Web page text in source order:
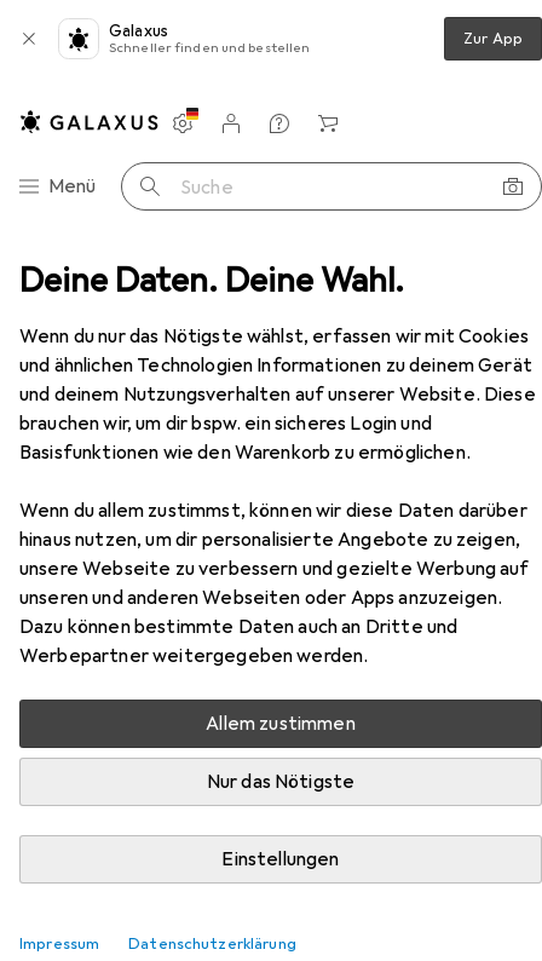
Deine Daten. Deine Wahl.
Wenn du nur das Nötigste wählst, erfassen wir mit Cookies
und ähnlichen Technologien Informationen zu deinem Gerät
und deinem Nutzungsverhalten auf unserer Website. Diese
brauchen wir, um dir bspw. ein sicheres Login und
Basisfunktionen wie den Warenkorb zu ermöglichen.
Wenn du allem zustimmst, können wir diese Daten darüber
hinaus nutzen, um dir personalisierte Angebote zu zeigen,
unsere Webseite zu verbessern und gezielte Werbung auf
unseren und anderen Webseiten oder Apps anzuzeigen.
Dazu können bestimmte Daten auch an Dritte und
Werbepartner weitergegeben werden.
Allem zustimmen
Nur das Nötigste
Einstellungen
Impressum Datenschutzerklärung
Galaxus
Schneller finden und bestellen Zur App
Navigation nach Kategorien
Menü Suche
Einstellungen
Kundenkonto
Vergleichslisten
Merklisten
Warenkorb
WOK GRANITE FRY 28cm Black Silver BH-1848
BerlingerHaus WOK GRANITE FRY
28cm Black Silver BH-1848
Bratpfanne, Aluminium, 28 x 7.40 cm
Zubehör für BerlingerHaus WOK
GRANITE FRY 28cm Black Silver
BH-1848
Hier findest du passendes Zubehör zum Produkt
BerlingerHaus WOK GRANITE FRY 28cm Black Silver BH-
1848 aus den Kategorien Kochbesteck, Zubehör
Kochgeschirr und Untersetzer.
Beliebt Kochbesteck Zubehör Kochgeschirr
Relevanz